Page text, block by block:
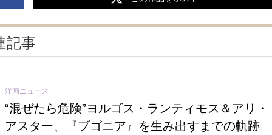
記事
洋画ニュース
“混ぜたら危険”ヨルゴス・ランティモス＆アリ・
アスター、『ブゴニア』を生み出すまでの軌跡